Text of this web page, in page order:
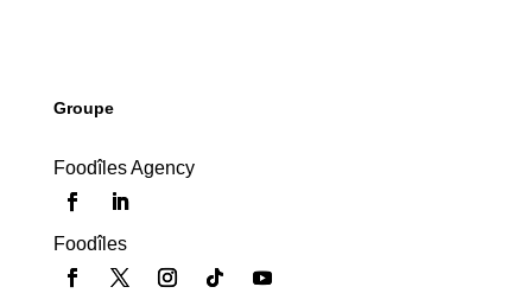
Groupe
Foodîles Agency
Foodîles